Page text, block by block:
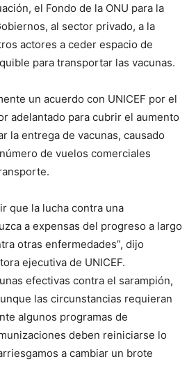
el Fondo de la ONU para la
al sector privado, a la
actores a ceder espacio de
para transportar las vacunas.
un acuerdo con UNICEF por el
adelantado para cubrir el aumento
la entrega de vacunas, causado
de vuelos comerciales
que la lucha contra una
a expensas del progreso a largo
otras enfermedades”, dijo
ejecutiva de UNICEF.
efectivas contra el sarampión,
las circunstancias requieran
algunos programas de
deben reiniciarse lo
a cambiar un brote